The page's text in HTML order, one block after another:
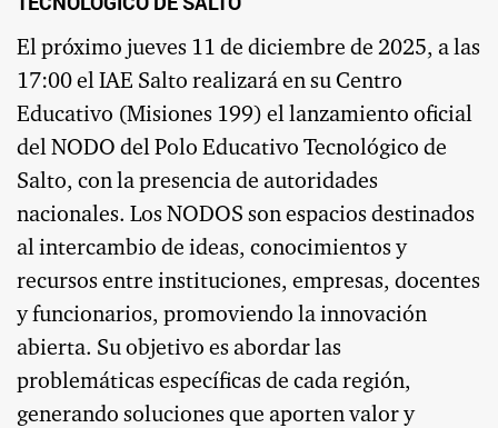
El próximo jueves 11 de diciembre de 2025, a las
17:00 el IAE Salto realizará en su Centro
Educativo (Misiones 199) el lanzamiento oficial
del NODO del Polo Educativo Tecnológico de
Salto, con la presencia de autoridades
nacionales. Los NODOS son espacios destinados
al intercambio de ideas, conocimientos y
recursos entre instituciones, empresas, docentes
y funcionarios, promoviendo la innovación
abierta. Su objetivo es abordar las
problemáticas específicas de cada región,
generando soluciones que aporten valor y